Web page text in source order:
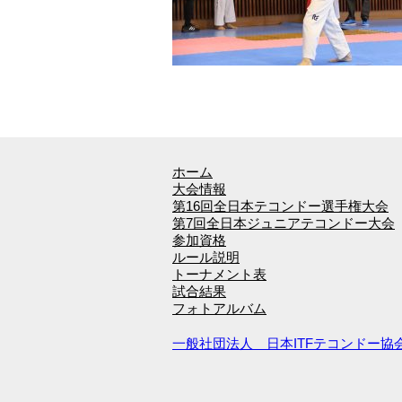
ホーム
大会情報
第16回全日本テコンドー選手権大会
第7回全日本ジュニアテコンドー大会
参加資格
ルール説明
トーナメント表
試合結果
フォトアルバム
一般社団法人 日本ITFテコンドー協